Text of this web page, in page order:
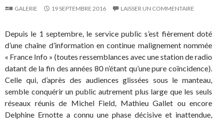
GALERIE 19 SEPTEMBRE 2016 LAISSER UN COMMENTAIRE
Depuis le 1 septembre, le service public s’est fièrement doté
d’une chaîne d’information en continue malignement nommée
« France Info » (toutes ressemblances avec une station de radio
datant de la fin des années 80 n’étant qu’une pure coïncidence).
Celle qui, d’après des audiences glissées sous le manteau,
semble conquérir un public autrement plus large que les seuls
réseaux réunis de Michel Field, Mathieu Gallet ou encore
Delphine Ernotte a connu une phase décisive et inattendue,